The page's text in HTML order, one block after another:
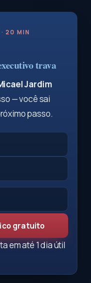
20 MIN
trava
Jardim
— você sai
passo.
gratuito
em até 1 dia útil